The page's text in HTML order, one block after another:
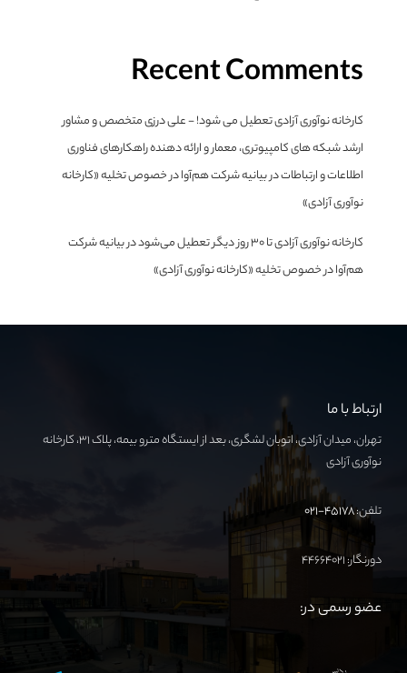
Recent Comments
کارخانه نوآوری آزادی تعطیل می شود! - علی درزی متخصص و مشاور
ارشد شبکه های کامپیوتری، معمار و ارائه دهنده راهکارهای فناوری
اطلاعات و ارتباطاتدربیانیه شرکت هم‌آوا در خصوص تخلیه «کارخانه
نوآوری آزادی»
کارخانه نوآوری آزادی تا ۳۰ روز دیگر تعطیل می‌شود دربیانیه شرکت
هم‌آوا در خصوص تخلیه «کارخانه نوآوری آزادی»
ارتباط با ما
تهران، میدان آزادی، اتوبان لشگری، بعد از ایستگاه مترو بیمه، پلاک ۳۱، کارخانه
نوآوری آزادی
تلفن:۴۵۱۷۸-۰۲۱
دورنگار: ۴۴۶۶۴۰۲۱
عضو رسمی در: